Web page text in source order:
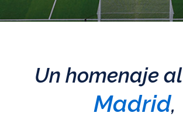
Un homenaje al
Madrid,